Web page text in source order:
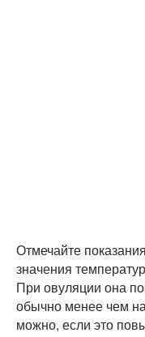
Отмечайте
значения
При овуляции она
обычно менее чем
можно, если это